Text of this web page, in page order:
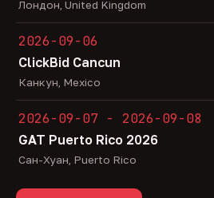
Лондон, United Kingdom
2026-09-06
ClickBid Cancun
Канкун, Mexico
2026-09-07 - 2026-09-08
GAT Puerto Rico 2026
Сан-Хуан, Puerto Rico